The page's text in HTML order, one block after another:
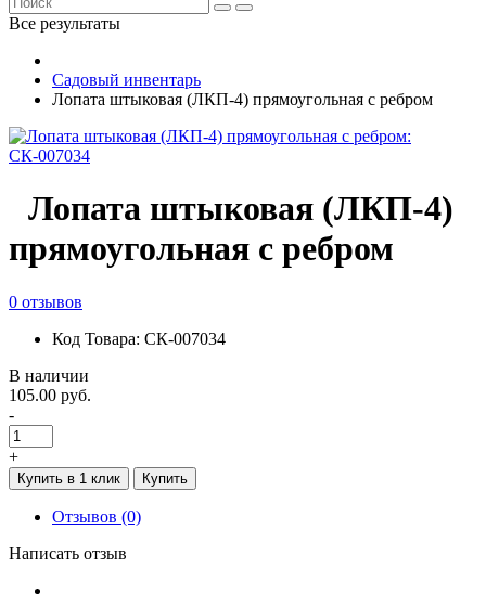
Все результаты
Садовый инвентарь
Лопата штыковая (ЛКП-4) прямоугольная с ребром
Лопата штыковая (ЛКП-4)
прямоугольная с ребром
0 отзывов
Код Товара: СК-007034
В наличии
105.00 руб.
-
+
Купить в 1 клик Купить
Отзывов (0)
Написать отзыв